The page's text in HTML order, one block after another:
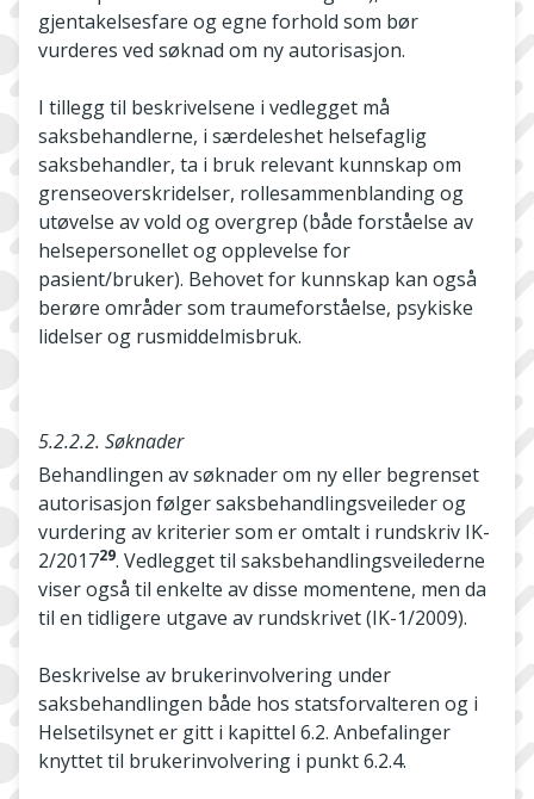
gjentakelsesfare og egne forhold som bør
vurderes ved søknad om ny autorisasjon.
I tillegg til beskrivelsene i vedlegget må
saksbehandlerne, i særdeleshet helsefaglig
saksbehandler, ta i bruk relevant kunnskap om
grenseoverskridelser, rollesammenblanding og
utøvelse av vold og overgrep (både forståelse av
helsepersonellet og opplevelse for
pasient/bruker). Behovet for kunnskap kan også
berøre områder som traumeforståelse, psykiske
lidelser og rusmiddelmisbruk.
5.2.2.2. Søknader
Behandlingen av søknader om ny eller begrenset
autorisasjon følger saksbehandlingsveileder og
vurdering av kriterier som er omtalt i rundskriv IK-
2/201729. Vedlegget til saksbehandlingsveilederne
viser også til enkelte av disse momentene, men da
til en tidligere utgave av rundskrivet (IK-1/2009).
Beskrivelse av brukerinvolvering under
saksbehandlingen både hos statsforvalteren og i
Helsetilsynet er gitt i kapittel 6.2. Anbefalinger
knyttet til brukerinvolvering i punkt 6.2.4.